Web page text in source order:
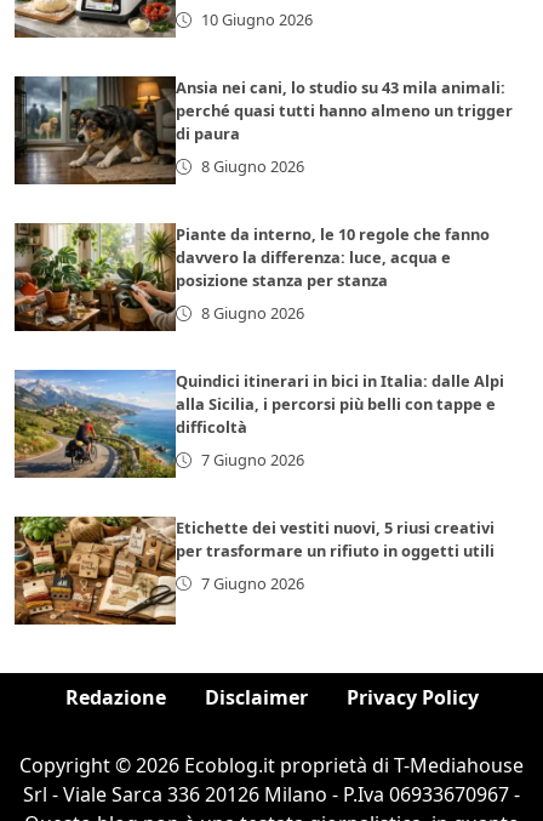
10 Giugno 2026
Ansia nei cani, lo studio su 43 mila animali:
perché quasi tutti hanno almeno un trigger
di paura
8 Giugno 2026
Piante da interno, le 10 regole che fanno
davvero la differenza: luce, acqua e
posizione stanza per stanza
8 Giugno 2026
Quindici itinerari in bici in Italia: dalle Alpi
alla Sicilia, i percorsi più belli con tappe e
difficoltà
7 Giugno 2026
Etichette dei vestiti nuovi, 5 riusi creativi
per trasformare un rifiuto in oggetti utili
7 Giugno 2026
Redazione Disclaimer Privacy Policy
Copyright © 2026 Ecoblog.it proprietà di T-Mediahouse
Srl - Viale Sarca 336 20126 Milano - P.Iva 06933670967 -